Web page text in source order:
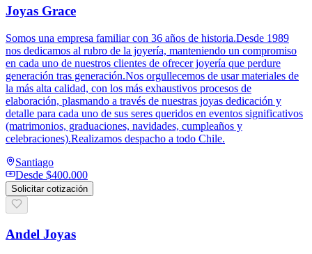
Joyas Grace
Somos una empresa familiar con 36 años de historia.Desde 1989
nos dedicamos al rubro de la joyería, manteniendo un compromiso
en cada uno de nuestros clientes de ofrecer joyería que perdure
generación tras generación.​Nos orgullecemos de usar materiales de
la más alta calidad, con los más exhaustivos procesos de
elaboración, plasmando a través de nuestras joyas dedicación y
detalle para cada uno de sus seres queridos en eventos significativos
(matrimonios, graduaciones, navidades, cumpleaños y
celebraciones).Realizamos despacho a todo Chile.
Santiago
Desde $400.000
Solicitar cotización
Andel Joyas